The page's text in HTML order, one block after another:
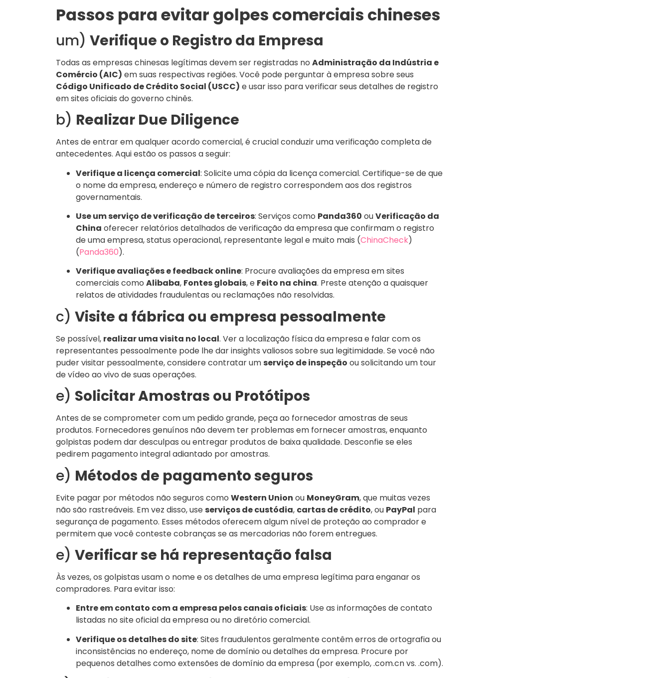
Passos para evitar golpes comerciais chineses
um) Verifique o Registro da Empresa
Todas as empresas chinesas legítimas devem ser registradas no Administração da Indústria e
Comércio (AIC) em suas respectivas regiões. Você pode perguntar à empresa sobre seus
Código Unificado de Crédito Social (USCC) e usar isso para verificar seus detalhes de registro
em sites oficiais do governo chinês.
b) Realizar Due Diligence
Antes de entrar em qualquer acordo comercial, é crucial conduzir uma verificação completa de
antecedentes. Aqui estão os passos a seguir:
Verifique a licença comercial: Solicite uma cópia da licença comercial. Certifique-se de que
o nome da empresa, endereço e número de registro correspondem aos dos registros
governamentais.
Use um serviço de verificação de terceiros: Serviços como Panda360 ouVerificação da
China oferecer relatórios detalhados de verificação da empresa que confirmam o registro
de uma empresa, status operacional, representante legal e muito mais (ChinaCheck)
(Panda360).
Verifique avaliações e feedback online: Procure avaliações da empresa em sites
comerciais como Alibaba, Fontes globais, e Feito na china. Preste atenção a quaisquer
relatos de atividades fraudulentas ou reclamações não resolvidas.
c) Visite a fábrica ou empresa pessoalmente
Se possível, realizar uma visita no local. Ver a localização física da empresa e falar com os
representantes pessoalmente pode lhe dar insights valiosos sobre sua legitimidade. Se você não
puder visitar pessoalmente, considere contratar um serviço de inspeção ou solicitando um tour
de vídeo ao vivo de suas operações.
e) Solicitar Amostras ou Protótipos
Antes de se comprometer com um pedido grande, peça ao fornecedor amostras de seus
produtos. Fornecedores genuínos não devem ter problemas em fornecer amostras, enquanto
golpistas podem dar desculpas ou entregar produtos de baixa qualidade. Desconfie se eles
pedirem pagamento integral adiantado por amostras.
e) Métodos de pagamento seguros
Evite pagar por métodos não seguros como Western Union ou MoneyGram, que muitas vezes
não são rastreáveis. Em vez disso, use serviços de custódia, cartas de crédito, ou PayPal para
segurança de pagamento. Esses métodos oferecem algum nível de proteção ao comprador e
permitem que você conteste cobranças se as mercadorias não forem entregues.
e) Verificar se há representação falsa
Às vezes, os golpistas usam o nome e os detalhes de uma empresa legítima para enganar os
compradores. Para evitar isso:
Entre em contato com a empresa pelos canais oficiais: Use as informações de contato
listadas no site oficial da empresa ou no diretório comercial.
Verifique os detalhes do site: Sites fraudulentos geralmente contêm erros de ortografia ou
inconsistências no endereço, nome de domínio ou detalhes da empresa. Procure por
pequenos detalhes como extensões de domínio da empresa (por exemplo, .com.cn vs. .com).